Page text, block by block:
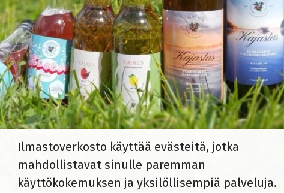
Ilmastoverkosto käyttää evästeitä, jotka
mahdollistavat sinulle paremman
käyttökokemuksen ja yksilöllisempiä palveluja.